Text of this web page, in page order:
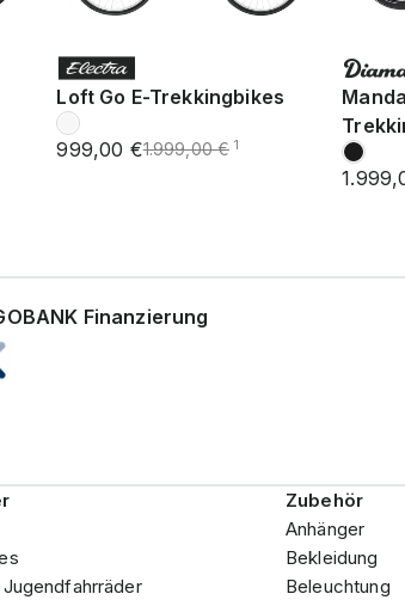
Loft Go E-Trekkingbikes
999,00 €1.999,00 € 1
Finanzierung
Zubehör
Anhänger
Bekleidung
Beleuchtung